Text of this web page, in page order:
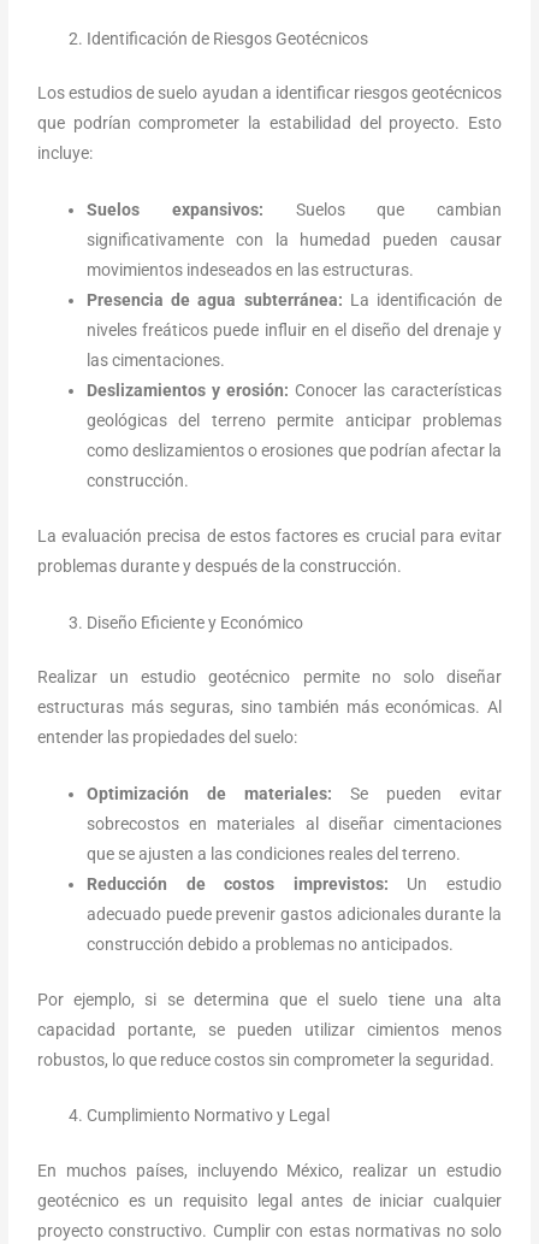
Identificación de Riesgos Geotécnicos
Los estudios de suelo ayudan a identificar riesgos geotécnicos
que podrían comprometer la estabilidad del proyecto. Esto
incluye:
Suelos expansivos: Suelos que cambian
significativamente con la humedad pueden causar
movimientos indeseados en las estructuras.
Presencia de agua subterránea: La identificación de
niveles freáticos puede influir en el diseño del drenaje y
las cimentaciones.
Deslizamientos y erosión: Conocer las características
geológicas del terreno permite anticipar problemas
como deslizamientos o erosiones que podrían afectar la
construcción.
La evaluación precisa de estos factores es crucial para evitar
problemas durante y después de la construcción.
Diseño Eficiente y Económico
Realizar un estudio geotécnico permite no solo diseñar
estructuras más seguras, sino también más económicas. Al
entender las propiedades del suelo:
Optimización de materiales: Se pueden evitar
sobrecostos en materiales al diseñar cimentaciones
que se ajusten a las condiciones reales del terreno.
Reducción de costos imprevistos: Un estudio
adecuado puede prevenir gastos adicionales durante la
construcción debido a problemas no anticipados.
Por ejemplo, si se determina que el suelo tiene una alta
capacidad portante, se pueden utilizar cimientos menos
robustos, lo que reduce costos sin comprometer la seguridad.
Cumplimiento Normativo y Legal
En muchos países, incluyendo México, realizar un estudio
geotécnico es un requisito legal antes de iniciar cualquier
proyecto constructivo. Cumplir con estas normativas no solo